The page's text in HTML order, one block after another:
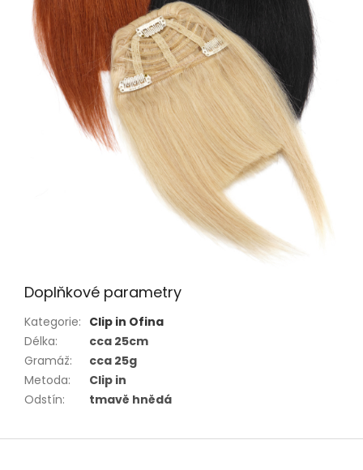
Doplňkové parametry
Kategorie: Clip in Ofina
Délka:
cca 25cm
Gramáž:
cca 25g
Metoda:
Clip in
Odstín: tmavě hnědá
Z